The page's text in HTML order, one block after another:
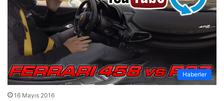
Haberler
16 Mayıs 2016